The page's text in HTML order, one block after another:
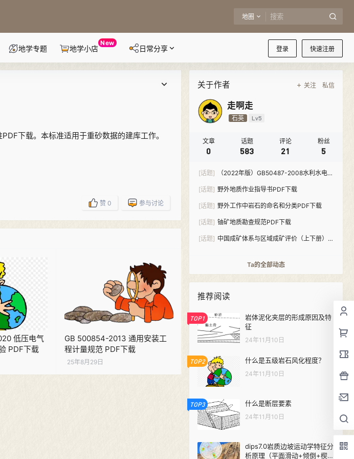
地圈
登录 快速注册
地学专题 地学小店
New
日常分享
下载。本标准适用于重砂数据的建库工作。
赞 0 参与讨论
低压电气
PDF下载
GB 500854-2013 通用安装工
程计量规范 PDF下载
25年8月29日
关于作者 关注 私信
走啊走
石英 Lv5
文章
0
话题
583
评论
21
粉丝
5
[话题]
（2022年版）GB50487-2008水利水电工
[话题] 野外地质作业指导书PDF下载
[话题] 野外工作中岩石的命名和分类PDF下载
[话题] 铀矿地质勘查规范PDF下载
[话题] 中国成矿体系与区域成矿评价（上下册）
Ta的全部动态
推荐阅读
TOP1
岩体泥化夹层的形成原因及特
征
24年11月10日
TOP2 什么是五级岩石风化程度？
24年11月10日
TOP3 什么是断层要素
24年11月10日
dips7.0岩质边坡运动学特征分
析原理（平面滑动+倾倒+楔形